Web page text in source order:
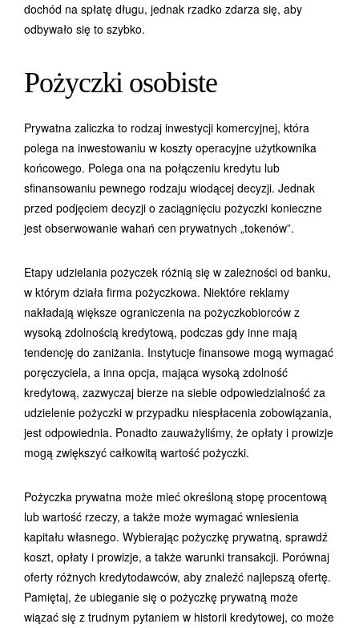
dochód na spłatę długu, jednak rzadko zdarza się, aby
odbywało się to szybko.
Pożyczki osobiste
Prywatna zaliczka to rodzaj inwestycji komercyjnej, która
polega na inwestowaniu w koszty operacyjne użytkownika
końcowego. Polega ona na połączeniu kredytu lub
sfinansowaniu pewnego rodzaju wiodącej decyzji. Jednak
przed podjęciem decyzji o zaciągnięciu pożyczki konieczne
jest obserwowanie wahań cen prywatnych „tokenów”.
Etapy udzielania pożyczek różnią się w zależności od banku,
w którym działa firma pożyczkowa. Niektóre reklamy
nakładają większe ograniczenia na pożyczkobiorców z
wysoką zdolnością kredytową, podczas gdy inne mają
tendencję do zaniżania. Instytucje finansowe mogą wymagać
poręczyciela, a inna opcja, mająca wysoką zdolność
kredytową, zazwyczaj bierze na siebie odpowiedzialność za
udzielenie pożyczki w przypadku niespłacenia zobowiązania,
jest odpowiednia. Ponadto zauważyliśmy, że opłaty i prowizje
mogą zwiększyć całkowitą wartość pożyczki.
Pożyczka prywatna może mieć określoną stopę procentową
lub wartość rzeczy, a także może wymagać wniesienia
kapitału własnego. Wybierając pożyczkę prywatną, sprawdź
koszt, opłaty i prowizje, a także warunki transakcji. Porównaj
oferty różnych kredytodawców, aby znaleźć najlepszą ofertę.
Pamiętaj, że ubieganie się o pożyczkę prywatną może
wiązać się z trudnym pytaniem w historii kredytowej, co może